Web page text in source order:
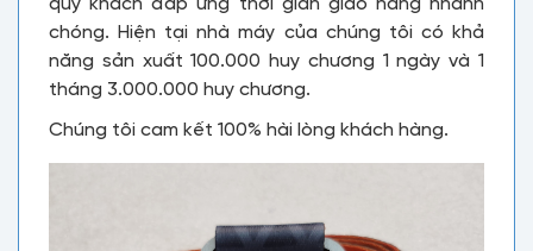
quý khách đáp ứng thời gian giao hàng nhanh
chóng. Hiện tại nhà máy của chúng tôi có khả
năng sản xuất 100.000 huy chương 1 ngày và 1
tháng 3.000.000 huy chương.
Chúng tôi cam kết 100% hài lòng khách hàng.